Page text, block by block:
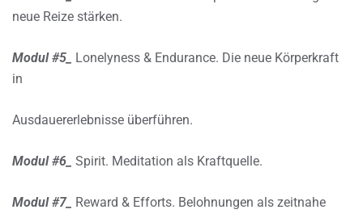
neue Reize stärken.
Modul #5_
Lonelyness & Endurance. Die neue Körperkraft
in
Ausdauererlebnisse überführen.
Modul #6_ Spirit. Meditation als Kraftquelle.
Modul #7_ Reward & Efforts. Belohnungen als zeitnahe